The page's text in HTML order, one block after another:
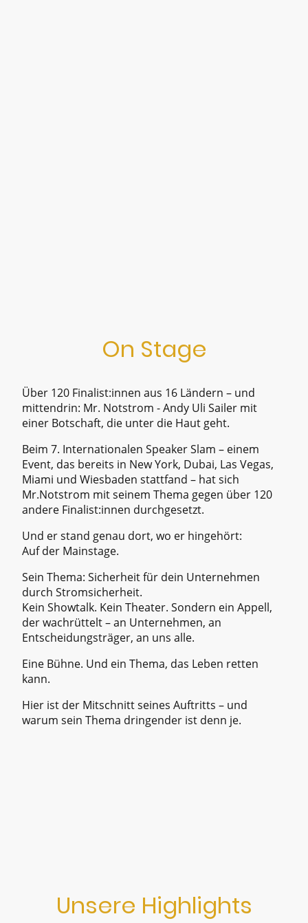
On Stage
Über 120 Finalist:innen aus 16 Ländern – und
mittendrin: Mr. Notstrom - Andy Uli Sailer mit
einer Botschaft, die unter die Haut geht.
Beim 7. Internationalen Speaker Slam – einem
Event, das bereits in New York, Dubai, Las Vegas,
Miami und Wiesbaden stattfand – hat sich
Mr.Notstrom mit seinem Thema gegen über 120
andere Finalist:innen durchgesetzt.
Und er stand genau dort, wo er hingehört:
Auf der Mainstage.
Sein Thema: Sicherheit für dein Unternehmen
durch Stromsicherheit.
Kein Showtalk. Kein Theater. Sondern ein Appell,
der wachrüttelt – an Unternehmen, an
Entscheidungsträger, an uns alle.
Eine Bühne. Und ein Thema, das Leben retten
kann.
Hier ist der Mitschnitt seines Auftritts – und
warum sein Thema dringender ist denn je.
Unsere Highlights